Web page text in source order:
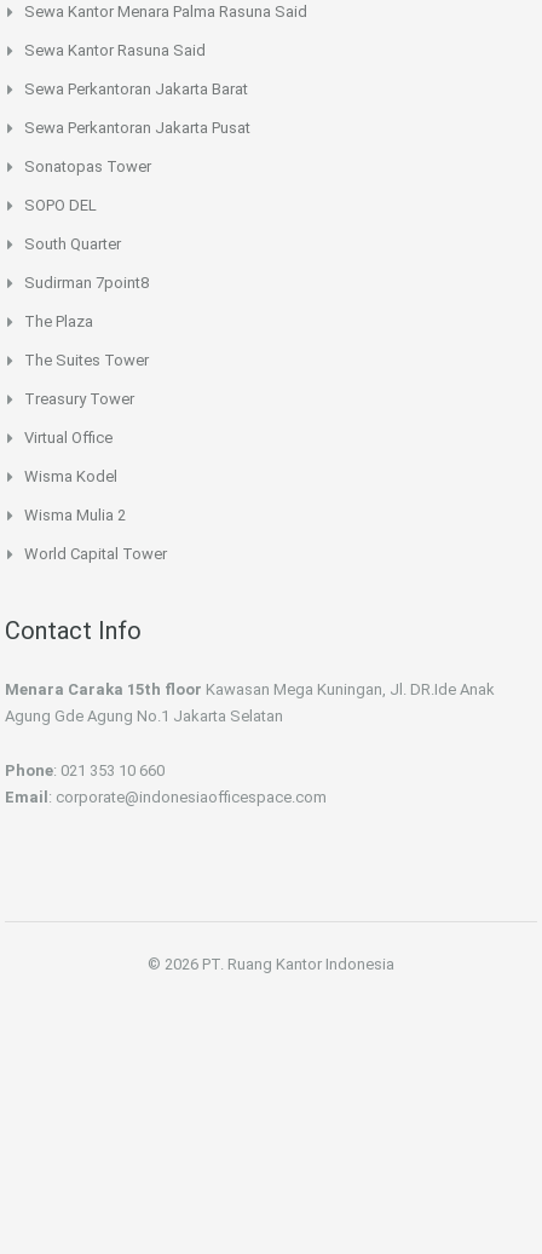
Sewa Kantor Menara Palma Rasuna Said
Sewa Kantor Rasuna Said
Sewa Perkantoran Jakarta Barat
Sewa Perkantoran Jakarta Pusat
Sonatopas Tower
SOPO DEL
South Quarter
Sudirman 7point8
The Plaza
The Suites Tower
Treasury Tower
Virtual Office
Wisma Kodel
Wisma Mulia 2
World Capital Tower
Contact Info
Menara Caraka 15th floor Kawasan Mega Kuningan, Jl. DR.Ide Anak
Agung Gde Agung No.1 Jakarta Selatan
Phone: 021 353 10 660
Email: corporate@indonesiaofficespace.com
© 2026 PT. Ruang Kantor Indonesia